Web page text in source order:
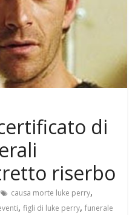
di
riserbo
causa morte luke perry,
,figli di luke perry,funerale